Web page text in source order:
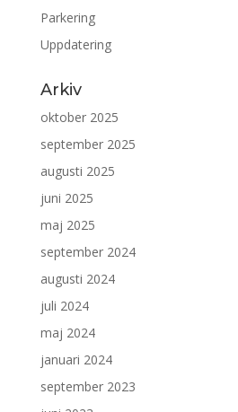
Parkering
Uppdatering
Arkiv
oktober 2025
september 2025
augusti 2025
juni 2025
maj 2025
september 2024
augusti 2024
juli 2024
maj 2024
januari 2024
september 2023